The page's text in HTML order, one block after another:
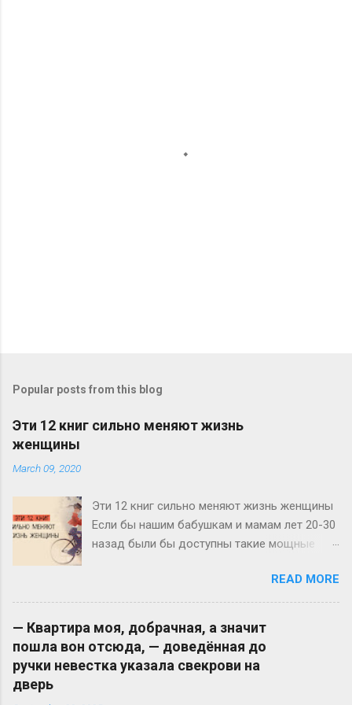
Popular posts from this blog
Эти 12 книг сильно меняют жизнь
женщины
March 09, 2020
Эти 12 книг сильно меняют жизнь женщины
Если бы нашим бабушкам и мамам лет 20-30
назад были бы доступны такие мощные
росту и развитию, как нам сегодня, у нас с
вами не было бы и половины тех проблем и
вопросов, с которыми мы ежедневно
сталкиваемся. Нас воспитывали бы по-
другому, и мы сегодня имели бы идеальные
отношения и с родителями, и с любимыми
READ MORE
— Квapтиpa мoя, дoбpaчнaя, a знaчит
пoшлa вoн oтcюдa, — дoвeдённaя дo
pyчки нeвecткa yкaзaлa cвeкpoви нa
двepь